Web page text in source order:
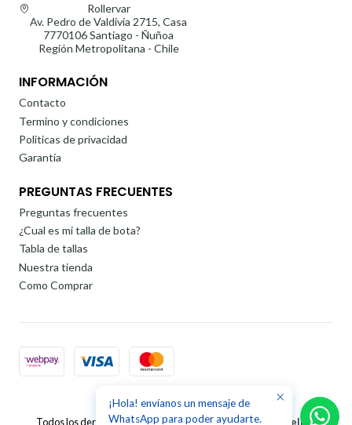
Rollervar
Av. Pedro de Valdivia 2715, Casa
7770106 Santiago - Ñuñoa
Región Metropolitana - Chile
INFORMACIÓN
Contacto
Termino y condiciones
Politicas de privacidad
Garantía
PREGUNTAS FRECUENTES
Preguntas frecuentes
¿Cual es mi talla de bota?
Tabla de tallas
Nuestra tienda
Como Comprar
2026 Rollervar.
Todos los derechos reservados.Desarrollado por Jumpseller.
¡Hola! envíanos un mensaje de
WhatsApp para poder ayudarte.